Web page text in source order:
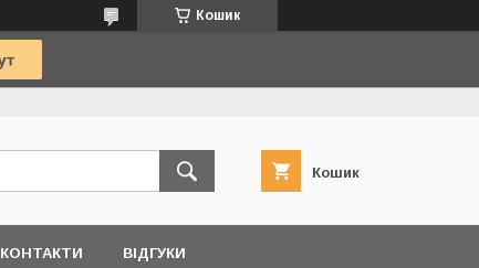
Кошик
Кошик
КОНТАКТИ ВІДГУКИ